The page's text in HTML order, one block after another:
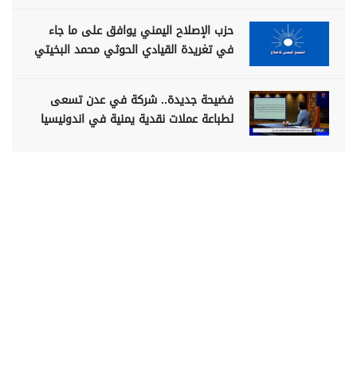
حزب الإصلاح اليمني يوافق على ما جاء
في تغريدة القيادي الحوثي محمد البخيتي
فضيحة جديدة.. شركة في عدن تسعى
لطباعة عملات نقدية يمنية في اندونيسيا